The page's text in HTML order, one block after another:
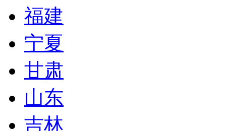
福建
宁夏
甘肃
山东
吉林